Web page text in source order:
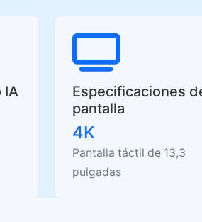
IA
Especificaciones
pantalla
4K
Pantalla táctil de 13,3
pulgadas